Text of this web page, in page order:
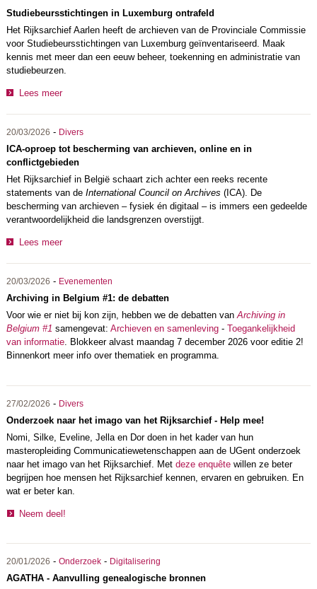
Studiebeursstichtingen in Luxemburg ontrafeld
Het Rijksarchief Aarlen heeft de archieven van de Provinciale Commissie
voor Studiebeursstichtingen van Luxemburg geïnventariseerd. Maak
kennis met meer dan een eeuw beheer, toekenning en administratie van
studiebeurzen.
Lees meer
20/03/2026 - Divers
ICA-oproep tot bescherming van archieven, online en in
conflictgebieden
Het Rijksarchief in België schaart zich achter een reeks recente
statements van de International Council on Archives (ICA). De
bescherming van archieven – fysiek én digitaal – is immers een gedeelde
verantwoordelijkheid die landsgrenzen overstijgt.
Lees meer
20/03/2026 - Evenementen
Archiving in Belgium #1: de debatten
Voor wie er niet bij kon zijn, hebben we de debatten van Archiving in
Belgium #1 samengevat: Archieven en samenleving- Toegankelijkheid
van informatie. Blokkeer alvast maandag 7 december 2026 voor editie 2!
Binnenkort meer info over thematiek en programma.
27/02/2026 - Divers
Onderzoek naar het imago van het Rijksarchief - Help mee!
Nomi, Silke, Eveline, Jella en Dor doen in het kader van hun
masteropleiding Communicatiewetenschappen aan de UGent onderzoek
naar het imago van het Rijksarchief. Met deze enquêtewillen ze beter
begrijpen hoe mensen het Rijksarchief kennen, ervaren en gebruiken. En
wat er beter kan.
Neem deel!
20/01/2026 - Onderzoek- Digitalisering
AGATHA - Aanvulling genealogische bronnen